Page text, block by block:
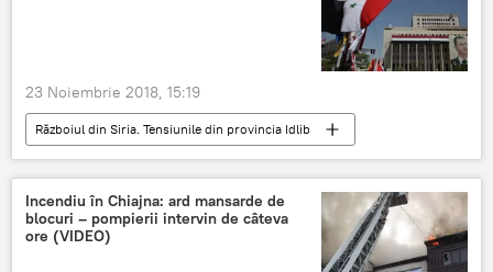
23 Noiembrie 2018, 15:19
Războiul din Siria. Tensiunile din provincia Idlib
Internaţional
Siria
SUA
Bashar Al Assad
Incendiu în Chiajna: ard mansarde de
blocuri – pompierii intervin de câteva
ore (VIDEO)